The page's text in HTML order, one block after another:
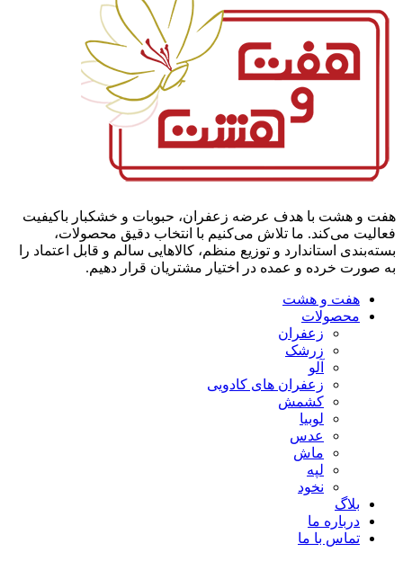
هفت و هشت با هدف عرضه زعفران، حبوبات و خشکبار باکیفیت
فعالیت می‌کند. ما تلاش می‌کنیم با انتخاب دقیق محصولات،
بسته‌بندی استاندارد و توزیع منظم، کالاهایی سالم و قابل اعتماد را
به صورت خرده و عمده در اختیار مشتریان قرار دهیم.
هفت و هشت
محصولات
زعفران
زرشک
آلو
زعفران های کادویی
کشمش
لوبیا
عدس
ماش
لپه
نخود
بلاگ
درباره ما
تماس با ما